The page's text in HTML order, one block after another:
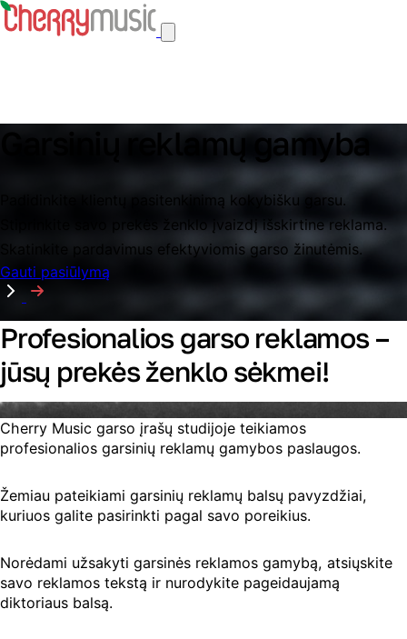
Garsinių reklamų gamyba
Padidinkite klientų pasitenkinimą kokybišku garsu.
Stiprinkite savo prekės ženklo įvaizdį išskirtine reklama.
Skatinkite pardavimus efektyviomis garso žinutėmis.
Gauti pasiūlymą
Profesionalios garso reklamos –
jūsų prekės ženklo sėkmei!
Cherry Music garso įrašų studijoje teikiamos
profesionalios garsinių reklamų gamybos paslaugos.
Žemiau pateikiami garsinių reklamų balsų pavyzdžiai,
kuriuos galite pasirinkti pagal savo poreikius.
Norėdami užsakyti garsinės reklamos gamybą, atsiųskite
savo reklamos tekstą ir nurodykite pageidaujamą
diktoriaus balsą.